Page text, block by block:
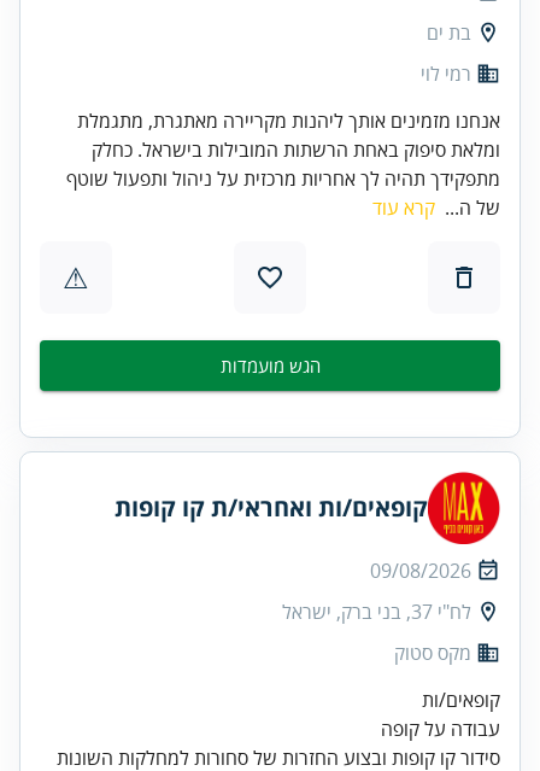
בת ים
רמי לוי
אנחנו מזמינים אותך ליהנות מקריירה מאתגרת, מתגמלת
ומלאת סיפוק באחת הרשתות המובילות בישראל. כחלק
מתפקידך תהיה לך אחריות מרכזית על ניהול ותפעול שוטף
של ה... קרא עוד
⚠
הגש מועמדות
קופאים/ות ואחראי/ת קו קופות
09/08/2026
לח"י 37, בני ברק, ישראל
מקס סטוק